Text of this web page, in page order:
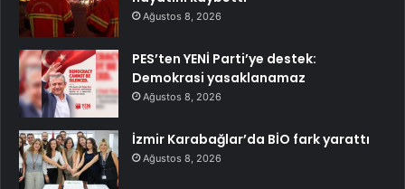
Ağustos 8, 2026
PES’ten YENİ Parti’ye destek:
Demokrasi yasaklanamaz
Ağustos 8, 2026
İzmir Karabağlar’da BİO fark yarattı
Ağustos 8, 2026